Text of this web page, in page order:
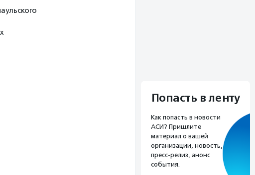
Попасть в ленту
Как попасть в новости
АСИ? Пришлите
материал о вашей
организации, новость,
пресс-релиз, анонс
события.